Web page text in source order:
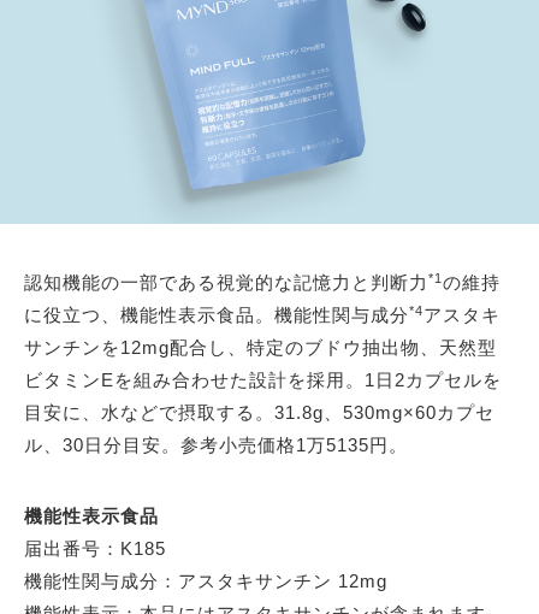
認知機能の一部である視覚的な記憶力と判断力 *1 の維持
に役立つ、機能性表示食品。機能性関与成分*4アスタキ
サンチンを12mg配合し、特定のブドウ抽出物、天然型
ビタミンEを組み合わせた設計を採用。1日2カプセルを
目安に、水などで摂取する。31.8g、530mg×60カプセ
ル、30日分目安。参考小売価格1万5135円。
機能性表示食品
届出番号：K185
機能性関与成分：アスタキサンチン 12mg